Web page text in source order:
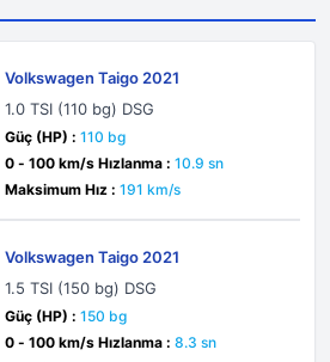
Volkswagen Taigo 2021
1.0 TSI (110 bg) DSG
Güç (HP) : 110 bg
0 - 100 km/s Hızlanma : 10.9 sn
Maksimum Hız : 191 km/s
Volkswagen Taigo 2021
1.5 TSI (150 bg) DSG
Güç (HP) : 150 bg
0 - 100 km/s Hızlanma : 8.3 sn